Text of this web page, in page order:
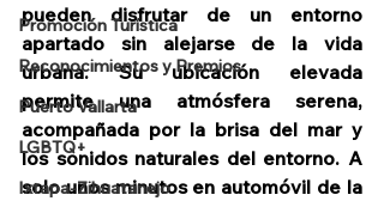
Promoción Turística
Reconocimientos y Premios
Puerto Vallarta
LGBTQ+
Ixtapa-Zihuatanejo
pueden disfrutar de un entorno
apartado sin alejarse de la vida
urbana. Su ubicación elevada
permite una atmósfera serena,
acompañada por la brisa del mar y
los sonidos naturales del entorno. A
solo unos minutos en automóvil de la